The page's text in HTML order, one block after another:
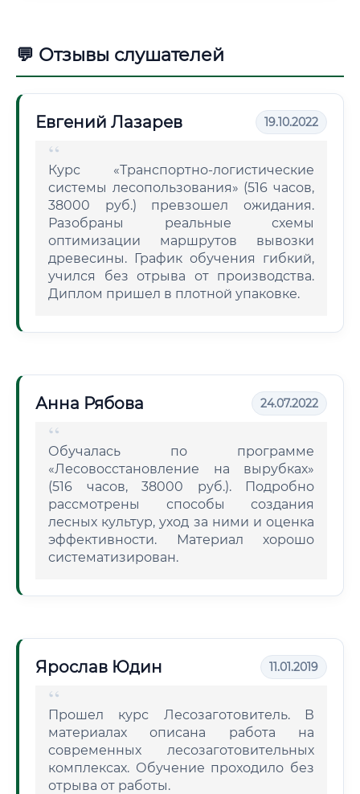
💬 Отзывы слушателей
Евгений Лазарев 19.10.2022
Курс «Транспортно-логистические
системы лесопользования» (516 часов,
38000 руб.) превзошел ожидания.
Разобраны реальные схемы
оптимизации маршрутов вывозки
древесины. График обучения гибкий,
учился без отрыва от производства.
Диплом пришел в плотной упаковке.
Анна Рябова 24.07.2022
Обучалась по программе
«Лесовосстановление на вырубках»
(516 часов, 38000 руб.). Подробно
рассмотрены способы создания
лесных культур, уход за ними и оценка
эффективности. Материал хорошо
систематизирован.
Ярослав Юдин 11.01.2019
Прошел курс Лесозаготовитель. В
материалах описана работа на
современных лесозаготовительных
комплексах. Обучение проходило без
отрыва от работы.